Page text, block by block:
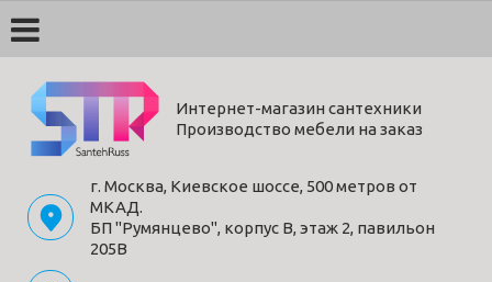
Интернет-магазин сантехники
Производство мебели на заказ
г. Москва, Киевское шоссе, 500 метров от
МКАД.
БП "Румянцево", корпус В, этаж 2, павильон
205В